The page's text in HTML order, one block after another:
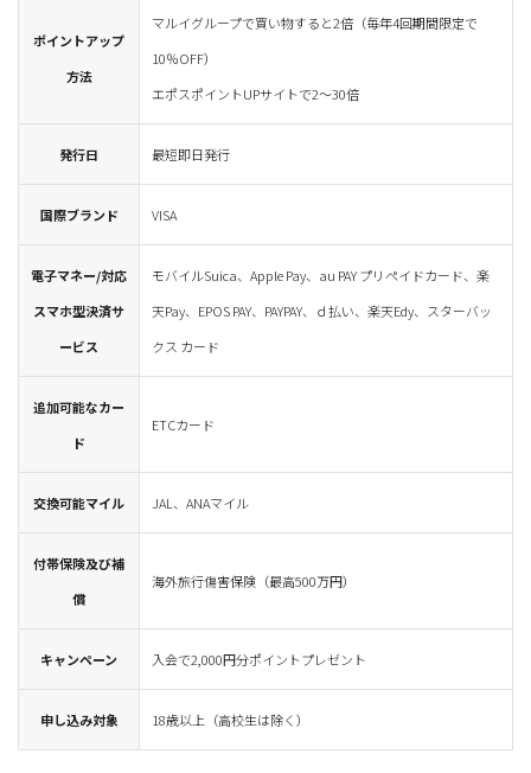
ポイントアップ
方法
マルイグループで買い物すると2倍（毎年4回期間限定で
10％OFF）
エポスポイントUPサイトで2～30倍
発行日 最短即日発行
国際ブランド VISA
電子マネー/対応
スマホ型決済サ
ービス
モバイルSuica、Apple Pay、au PAY プリペイドカード、楽
天Pay、EPOS PAY、PAYPAY、ｄ払い、楽天Edy、スターバッ
クス カード
追加可能なカー
ド
ETCカード
交換可能マイル JAL、ANAマイル
付帯保険及び補
償
海外旅行傷害保険（最高500万円）
キャンペーン 入会で2,000円分ポイントプレゼント
申し込み対象 18歳以上（高校生は除く）